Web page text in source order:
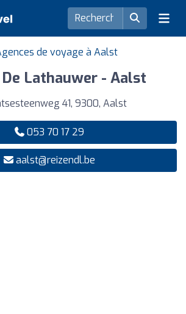
de voyage à Aalst
De Lathauwer - Aalst
41, 9300, Aalst
053 70 17 29
aalst@reizendl.be